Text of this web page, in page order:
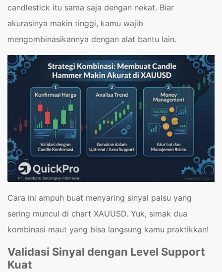
candlestick itu sama saja dengan nekat. Biar
akurasinya makin tinggi, kamu wajib
mengombinasikannya dengan alat bantu lain.
Cara ini ampuh buat menyaring sinyal palsu yang
sering muncul di chart XAUUSD. Yuk, simak dua
kombinasi maut yang bisa langsung kamu praktikkan!
Validasi Sinyal dengan Level Support
Kuat